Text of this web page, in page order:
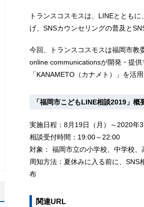
トランスコスモスは、LINEととも
げ、SNSカウンセリングの普及と
今回、トランスコスモスは福岡市教
online communicationsが開発・提
「KANAMETO（カナメト）」を活
「福岡市こどもLINE相談2019」概
実施日程：8月19日（月）～2020年
相談受付時間：19:00～22:00
対象： 福岡市立の小学校、中学校
周知方法：夏休みに入る前に、
布
関連URL